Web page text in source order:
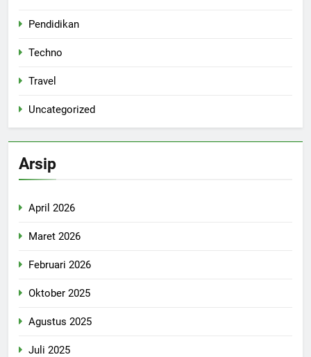
Pendidikan
Techno
Travel
Uncategorized
Arsip
April 2026
Maret 2026
Februari 2026
Oktober 2025
Agustus 2025
Juli 2025